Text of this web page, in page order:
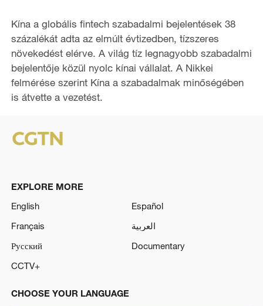
a
y
V
d
o
Kína a globális fintech szabadalmi bejelentések 38
százalékát adta az elmúlt évtizedben, tízszeres
növekedést elérve. A világ tíz legnagyobb szabadalmi
bejelentője közül nyolc kínai vállalat. A Nikkei
felmérése szerint Kína a szabadalmak minőségében
is átvette a vezetést.
EXPLORE MORE
English
Español
Français
العربية
Русский
Documentary
CCTV+
CHOOSE YOUR LANGUAGE